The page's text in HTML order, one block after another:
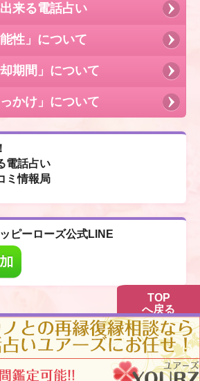
TOP
へ戻る
来る電話占い
能性」について
却期間」について
っかけ」について
電話占い
ミ情報局
ピーローズ公式LINE